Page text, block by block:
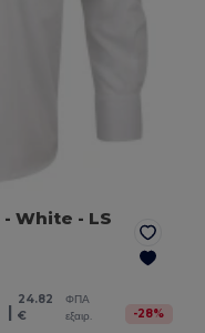
- White - LS
|
24.82
€
ΦΠΑ
εξαιρ.
-28%